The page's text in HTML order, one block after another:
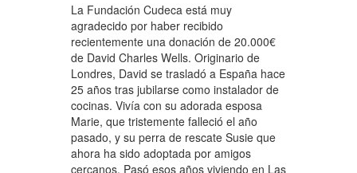
La Fundación Cudeca está muy
agradecido por haber recibido
recientemente una donación de 20.000€
de David Charles Wells. Originario de
Londres, David se trasladó a España hace
25 años tras jubilarse como instalador de
cocinas. Vivía con su adorada esposa
Marie, que tristemente falleció el año
pasado, y su perra de rescate Susie que
ahora ha sido adoptada por amigos
cercanos. Pasó esos años viviendo en Las